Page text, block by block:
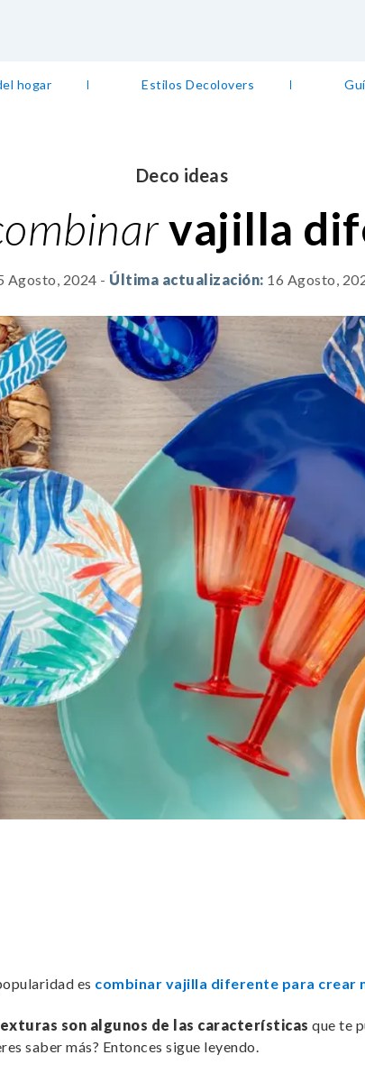
hogar Estilos Decolovers
Deco ideas
vajilla
Agosto, 2024 - Última actualización: 16 Agosto,
es combinar vajilla diferente para crear
son algunos de las características que te
saber más? Entonces sigue leyendo.